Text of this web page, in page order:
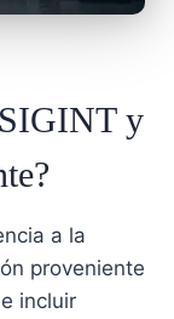
y
a la
proveniente
incluir